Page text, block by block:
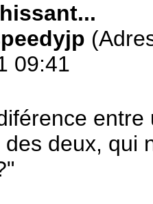
09:41
deux, qui